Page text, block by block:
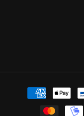
Metodi
di